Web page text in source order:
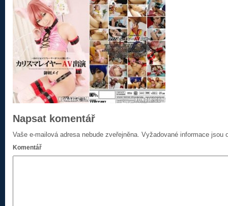
Napsat komentář
Vaše e-mailová adresa nebude zveřejněna. Vyžadované informace jsou
Komentář